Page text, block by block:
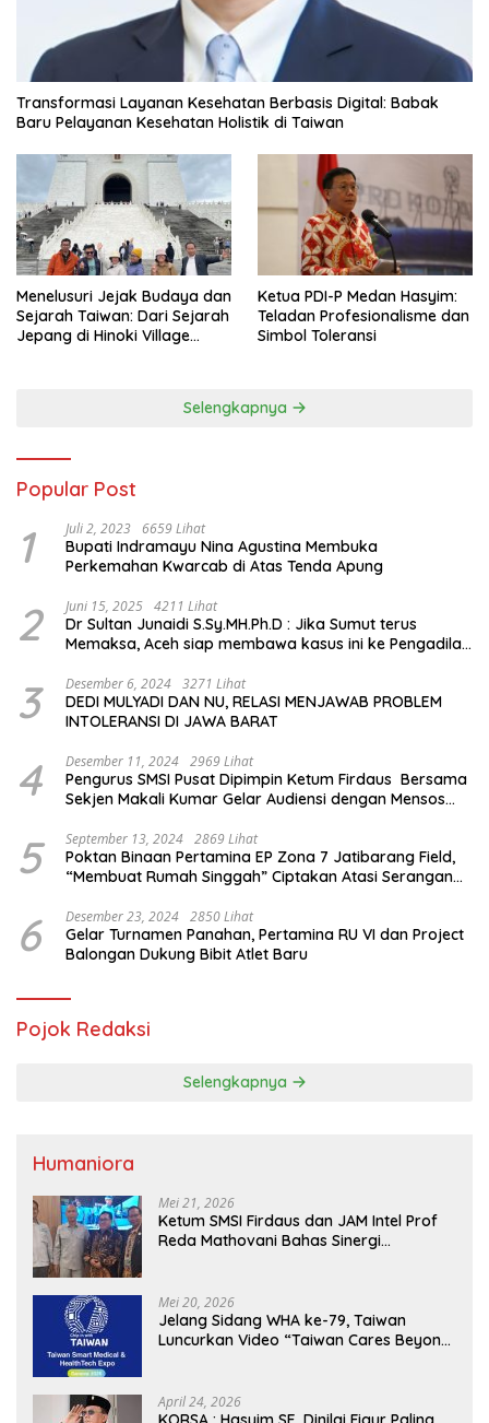
Transformasi Layanan Kesehatan Berbasis Digital: Babak
Baru Pelayanan Kesehatan Holistik di Taiwan
Menelusuri Jejak Budaya dan
Sejarah Taiwan: Dari Sejarah
Jepang di Hinoki Village
Ketua PDI-P Medan Hasyim:
Teladan Profesionalisme dan
Simbol Toleransi
Selengkapnya
Popular Post
1 Juli 2, 2023 6659 Lihat
Bupati Indramayu Nina Agustina Membuka
Perkemahan Kwarcab di Atas Tenda Apung
2 Juni 15, 2025 4211 Lihat
Dr Sultan Junaidi S.Sy.MH.Ph.D : Jika Sumut terus
Memaksa, Aceh siap membawa kasus ini ke Pengadilan
3 Desember 6, 2024 3271 Lihat
DEDI MULYADI DAN NU, RELASI MENJAWAB PROBLEM
INTOLERANSI DI JAWA BARAT
4 Desember 11, 2024 2969 Lihat
Pengurus SMSI Pusat Dipimpin Ketum Firdaus Bersama
Sekjen Makali Kumar Gelar Audiensi dengan Mensos
5 September 13, 2024 2869 Lihat
Poktan Binaan Pertamina EP Zona 7 Jatibarang Field,
“Membuat Rumah Singgah” Ciptakan Atasi Serangan
6 Desember 23, 2024 2850 Lihat
Gelar Turnamen Panahan, Pertamina RU VI dan Project
Balongan Dukung Bibit Atlet Baru
Pojok Redaksi
Selengkapnya
Humaniora
Mei 21, 2026
Ketum SMSI Firdaus dan JAM Intel Prof
Reda Mathovani Bahas Sinergi
MBG, Perkuat Pengawasan Program
Pemerintah
Mei 20, 2026
Jelang Sidang WHA ke-79, Taiwan
Luncurkan Video “Taiwan Cares Beyond
April 24, 2026